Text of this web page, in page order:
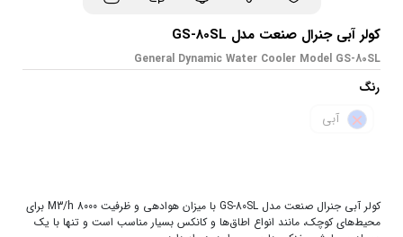
کولر آبی جنرال صنعت مدل GS-80SL
General Dynamic Water Cooler Model GS-80SL
رنگ
آبی
کولر آبی جنرال صنعت مدل GS-80SL با میزان هوادهی و ظرفیت 8000 M3/h برای
محیط‌های کوچک، مانند انواع اطاق‌ها و کانکس بسیار مناسب است و تنها با یک